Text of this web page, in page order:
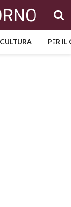
CULTURA PER